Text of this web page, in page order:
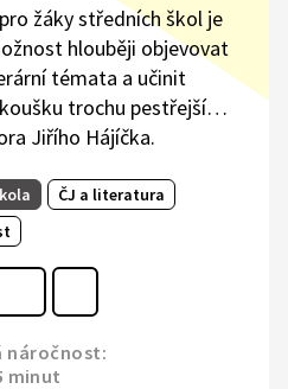
žáky středních škol je
hlouběji objevovat
témata a učinit
trochu pestřejší…
Jiřího Hájíčka.
ČJ a literatura
náročnost:
minut